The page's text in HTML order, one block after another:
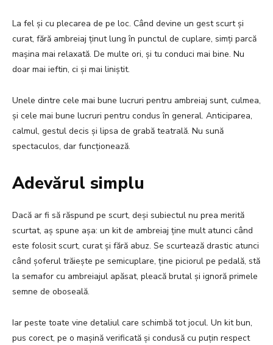
La fel și cu plecarea de pe loc. Când devine un gest scurt și
curat, fără ambreiaj ținut lung în punctul de cuplare, simți parcă
mașina mai relaxată. De multe ori, și tu conduci mai bine. Nu
doar mai ieftin, ci și mai liniștit.
Unele dintre cele mai bune lucruri pentru ambreiaj sunt, culmea,
și cele mai bune lucruri pentru condus în general. Anticiparea,
calmul, gestul decis și lipsa de grabă teatrală. Nu sună
spectaculos, dar funcționează.
Adevărul simplu
Dacă ar fi să răspund pe scurt, deși subiectul nu prea merită
scurtat, aș spune așa: un kit de ambreiaj ține mult atunci când
este folosit scurt, curat și fără abuz. Se scurtează drastic atunci
când șoferul trăiește pe semicuplare, ține piciorul pe pedală, stă
la semafor cu ambreiajul apăsat, pleacă brutal și ignoră primele
semne de oboseală.
Iar peste toate vine detaliul care schimbă tot jocul. Un kit bun,
pus corect, pe o mașină verificată și condusă cu puțin respect